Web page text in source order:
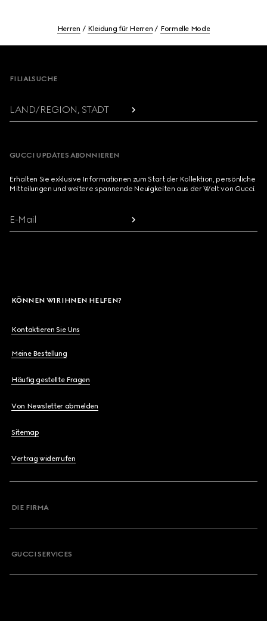
Herren Kleidung für Herren Formelle Mode
FILIALSUCHE
LAND/REGION, STADT
GUCCI UPDATES ABONNIEREN
Erhalten Sie exklusive Informationen zum Start der Kollektion, persönliche
Mitteilungen und weitere spannende Neuigkeiten aus der Welt von Gucci.
E-Mail
KÖNNEN WIR IHNEN HELFEN?
Kontaktieren Sie Uns
Meine Bestellung
Häufig gestellte Fragen
Von Newsletter abmelden
Sitemap
Vertrag widerrufen
DIE FIRMA
GUCCI SERVICES